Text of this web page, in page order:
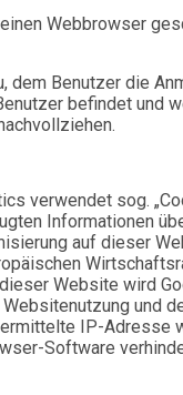
Webbrowser
Benutzer die
befindet und
verwendet sog.
Informationen
auf dieser
Website wird
und
IP-Adresse
Software